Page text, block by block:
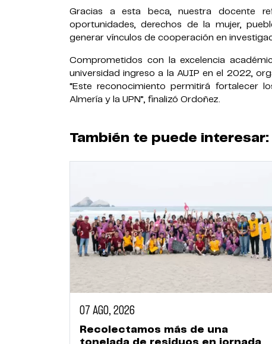
Gracias a esta beca, nuestra docente
oportunidades, derechos de la mujer,
generar vínculos de cooperación en
Comprometidos con la excelencia
universidad ingreso a la AUIP en el 2022,
“Este reconocimiento permitirá fortalecer
Almería y la UPN”, finalizó Ordoñez.
También te puede interesar:
07 AGO, 2026
Recolectamos más de una